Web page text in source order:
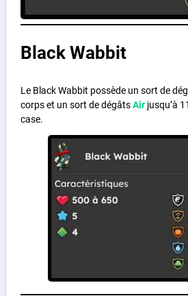
Black Wabbit
Le Black Wabbit possède un sort de
corps et un sort de dégâtsAir jusqu’à
case.